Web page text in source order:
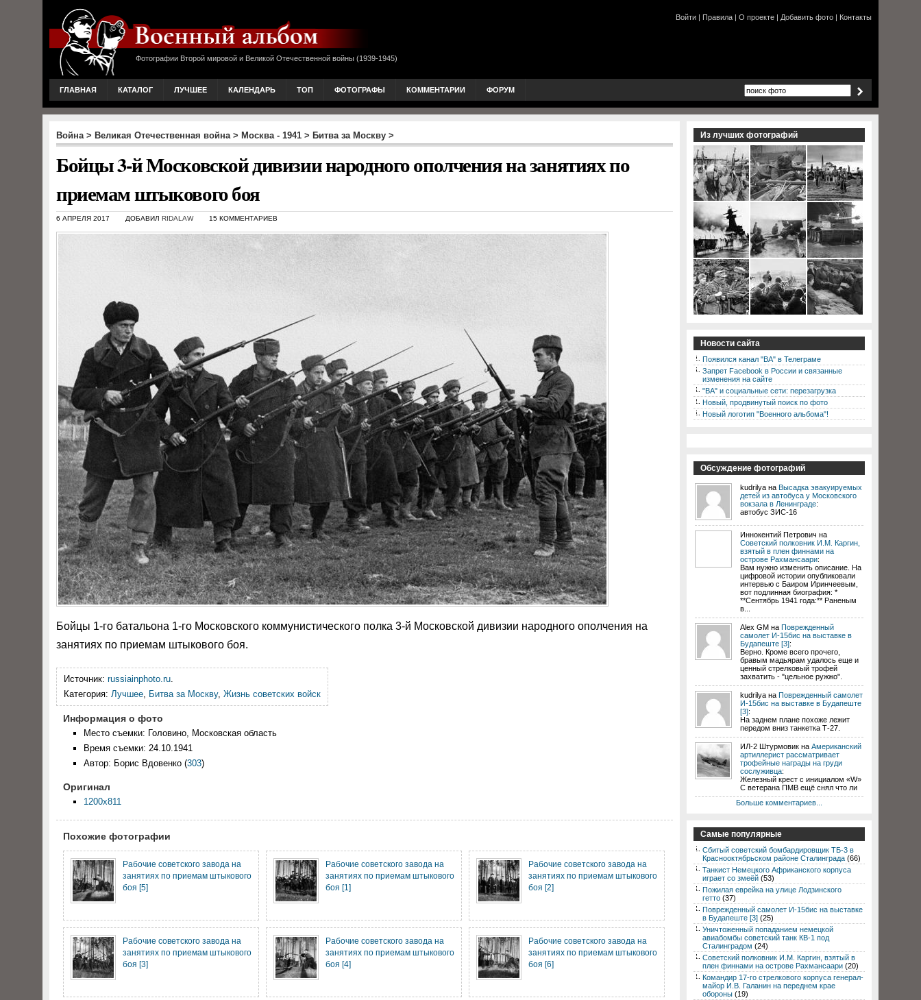
Фотографии Второй мировой и Великой Отечественной войны (1939-1945)
Войти | Правила | О проекте | Добавить фото | Контакты
ГЛАВНАЯ КАТАЛОГ ЛУЧШЕЕ КАЛЕНДАРЬ ТОП ФОТОГРАФЫ КОММЕНТАРИИ ФОРУМ
Война> Великая Отечественная война> Москва - 1941 > Битва за Москву >
Бойцы 3-й Московской дивизии народного ополчения на занятиях по
приемам штыкового боя
6 АПРЕЛЯ 2017 ДОБАВИЛ RIDALAW 15 КОММЕНТАРИЕВ
Бойцы 1-го батальона 1-го Московского коммунистического полка 3-й Московской дивизии народного ополчения на
занятиях по приемам штыкового боя.
Источник: russiainphoto.ru.
Категория: Лучшее, Битва за Москву, Жизнь советских войск
Информация о фото
Место съемки: Головино, Московская область
Время съемки: 24.10.1941
Автор: Борис Вдовенко (303)
Оригинал
1200x811
Похожие фотографии
Рабочие советского завода на
занятиях по приемам штыкового
боя [5]
Рабочие советского завода на
занятиях по приемам штыкового
боя [1]
Рабочие советского завода на
занятиях по приемам штыкового
боя [2]
Рабочие советского завода на
занятиях по приемам штыкового
боя [3]
Рабочие советского завода на
занятиях по приемам штыкового
боя [4]
Рабочие советского завода на
занятиях по приемам штыкового
боя [6]
Из лучших фотографий
Новости сайта
Появился канал "ВА" в Телеграме
Запрет Facebook в России и связанные
изменения на сайте
"ВА" и социальные сети: перезагрузка
Новый, продвинутый поиск по фото
Новый логотип "Военного альбома"!
Обсуждение фотографий
kudrilya на Высадка эвакуируемых
детей из автобуса у Московского
вокзала в Ленинграде:
автобус ЗИС-16
Иннокентий Петрович на
Советский полковник И.М. Каргин,
взятый в плен финнами на
острове Рахмансаари:
Вам нужно изменить описание. На
цифровой истории опубликовали
интервью с Баиром Иринчеевым,
вот подлинная биография: *
**Сентябрь 1941 года:** Раненым
в...
Alex GM на Поврежденный
самолет И-15бис на выставке в
Будапеште [3]:
Верно. Кроме всего прочего,
бравым мадьярам удалось еще и
ценный стрелковый трофей
захватить - "цельное ружжо".
kudrilya на Поврежденный самолет
И-15бис на выставке в Будапеште
[3]:
На заднем плане похоже лежит
передом вниз танкетка Т-27.
ИЛ-2 Штурмовик на Американский
артиллерист рассматривает
трофейные награды на груди
сослуживца:
Железный крест с инициалом «W»
С ветерана ПМВ ещё снял что ли
Больше комментариев...
Самые популярные
Сбитый советский бомбардировщик ТБ-3 в
Краснооктябрьском районе Сталинграда (66)
Танкист Немецкого Африканского корпуса
играет со змеёй (53)
Пожилая еврейка на улице Лодзинского
гетто (37)
Поврежденный самолет И-15бис на выставке
в Будапеште [3] (25)
Уничтоженный попаданием немецкой
авиабомбы советский танк КВ-1 под
Сталинградом (24)
Советский полковник И.М. Каргин, взятый в
плен финнами на острове Рахмансаари (20)
Командир 17-го стрелкового корпуса генерал-
майор И.В. Галанин на переднем крае
обороны (19)